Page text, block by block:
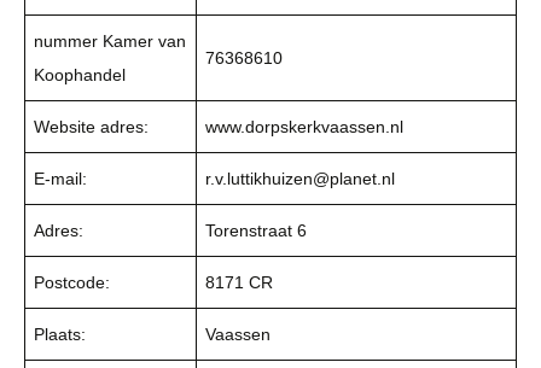
nummer Kamer van
Koophandel
76368610
Website adres: www.dorpskerkvaassen.nl
E-mail: r.v.luttikhuizen@planet.nl
Adres: Torenstraat 6
Postcode: 8171 CR
Plaats: Vaassen